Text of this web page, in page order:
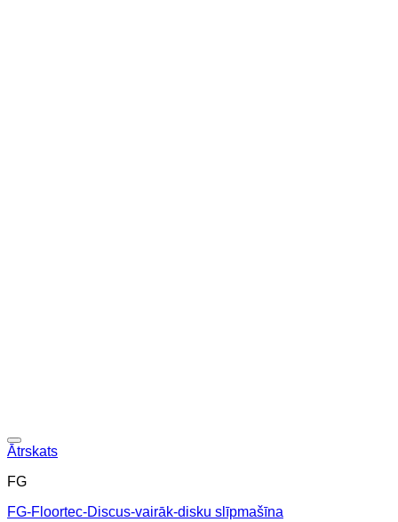
Ātrskats
FG
FG-Floortec-Discus-vairāk-disku slīpmašīna